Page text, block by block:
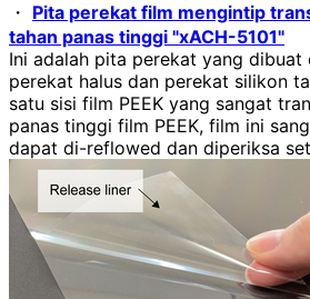
・ Pita perekat film mengintip
tahan panas tinggi "xACH-5101"
Ini adalah pita perekat yang dibuat
perekat halus dan perekat silikon
satu sisi film PEEK yang sangat
panas tinggi film PEEK, film ini
dapat di-reflowed dan diperiksa